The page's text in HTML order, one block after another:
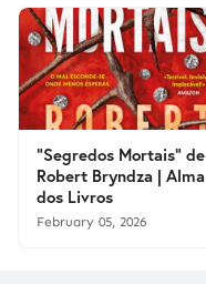
"Segredos Mortais" de
Robert Bryndza | Alma
dos Livros
February 05, 2026